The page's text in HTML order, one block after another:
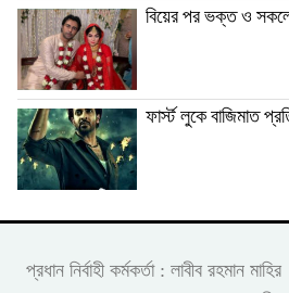
বিয়ের পর ভক্ত ও
ফার্স্ট লুকে বাজিমাত
প্রধান নির্বাহী কর্মকর্তা : লাবীব রহমান